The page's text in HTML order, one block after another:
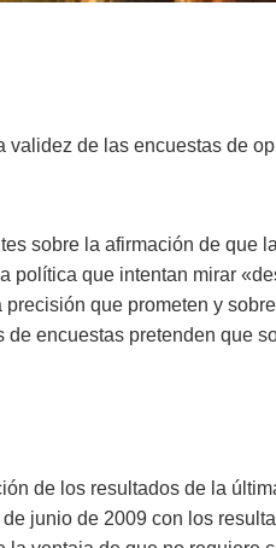
validez de las encuestas de
sobre la afirmación de que
política que intentan mirar
que prometen y
encuestas pretenden que
de los resultados de la
junio de 2009 con los